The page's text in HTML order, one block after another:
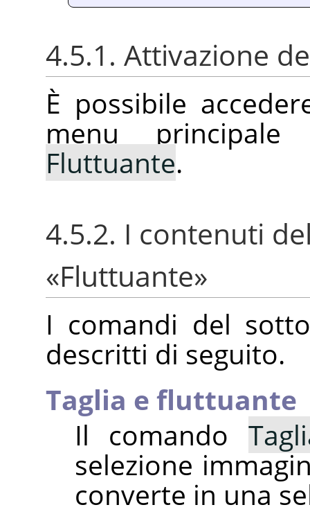
4.5.1. Attivazione
È possibile
menu
Fluttuante.
4.5.2. I contenuti
«Fluttuante»
I comandi del
descritti di seguito.
Taglia e fluttuante
Il comando
selezione
converte in una